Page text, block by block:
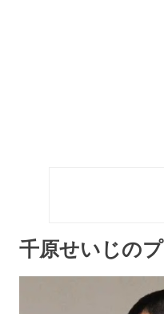
千原せいじの